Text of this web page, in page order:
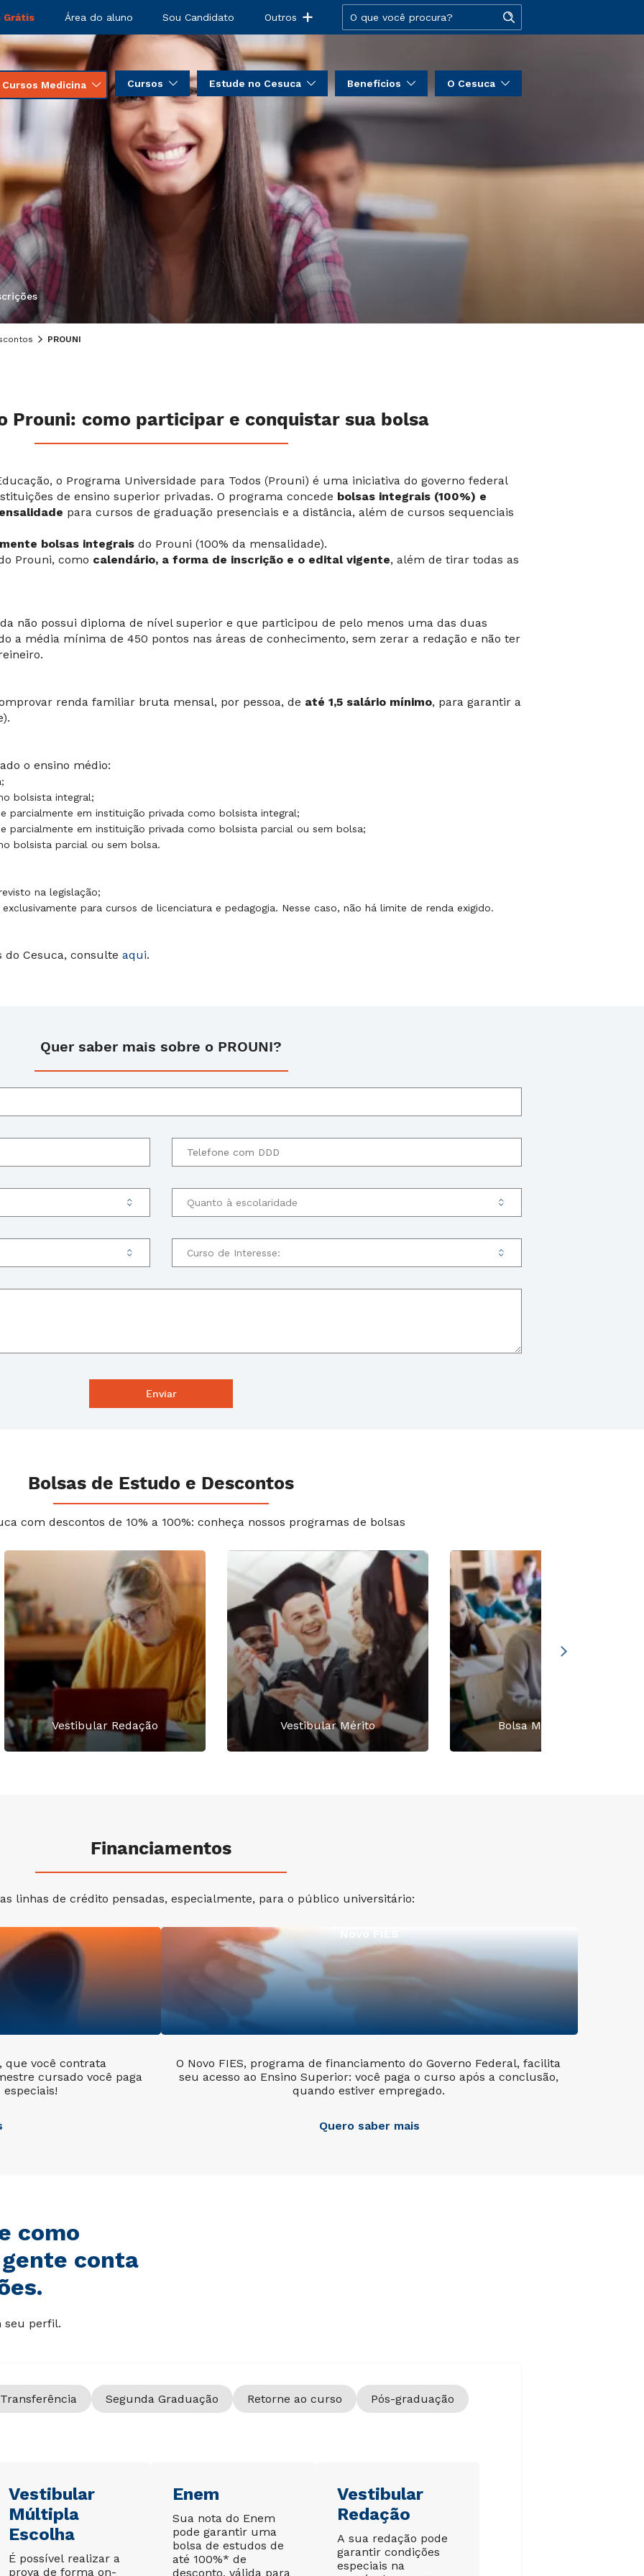
Grátis Área do aluno Sou Candidato Outros
Cursos Medicina Cursos Estude no Cesuca Benefícios O Cesuca
PROUNI
Prouni: como participar e conquistar sua bolsa
o Programa Universidade para Todos (Prouni) é uma iniciativa do governo federal
de ensino superior privadas. O programa concede bolsas integrais (100%) e
para cursos de graduação presenciais e a distância, além de cursos sequenciais
bolsas integrais do Prouni (100% da mensalidade).
Prouni, como calendário, a forma de inscrição e o edital vigente, além de tirar todas as
não possui diploma de nível superior e que participou de pelo menos uma das duas
a média mínima de 450 pontos nas áreas de conhecimento, sem zerar a redação e não ter
renda familiar bruta mensal, por pessoa, de até 1,5 salário mínimo, para garantir a
o ensino médio:
bolsista integral;
parcialmente em instituição privada como bolsista integral;
parcialmente em instituição privada como bolsista parcial ou sem bolsa;
bolsista parcial ou sem bolsa.
na legislação;
para cursos de licenciatura e pedagogia. Nesse caso, não há limite de renda exigido.
do Cesuca, consulte aqui.
Quer saber mais sobre o PROUNI?
Bolsas de Estudo e Descontos
com descontos de 10% a 100%: conheça nossos programas de bolsas
Vestibular Redação Vestibular Mérito Bolsa Mérito ENEM
Financiamentos
linhas de crédito pensadas, especialmente, para o público universitário:
que você contrata
cursado você paga
Novo FIES
O Novo FIES, programa de financiamento do Governo Federal, facilita
seu acesso ao Ensino Superior: você paga o curso após a conclusão,
quando estiver empregado.
Quero saber mais
como
conta
seu perfil.
Transferência Segunda Graduação Retorne ao curso Pós-graduação
Vestibular
Múltipla
Escolha
É possível realizar a
prova de forma on-
Enem
Sua nota do Enem
pode garantir uma
bolsa de estudos de
até 100%* de
desconto, válida para
Vestibular
Redação
A sua redação pode
garantir condições
especiais na